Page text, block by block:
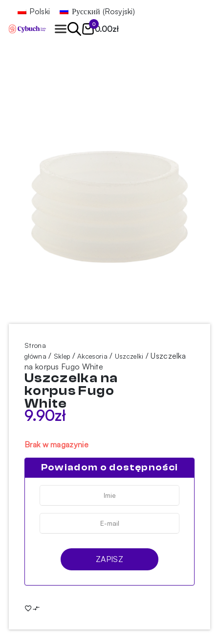
Polski Русский (Rosyjski)
0
0.00zł
Strona
główna / Sklep /Akcesoria / Uszczelki / Uszczelka
na korpus Fugo White
Uszczelka na
korpus Fugo
White
9.90zł
Brak w magazynie
Powiadom o dostępności
ZAPISZ